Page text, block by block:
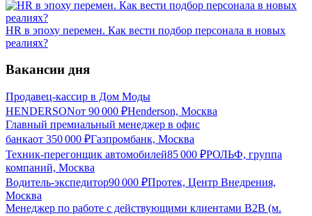
HR в эпоху перемен. Как вести подбор персонала в новых
реалиях?
Вакансии дня
Продавец-кассир в Дом Моды
HENDERSONот 90 000 ₽Henderson, Москва
Главный премиальный менеджер в офис
банкаот 350 000 ₽Газпромбанк, Москва
Техник-перегонщик автомобилей85 000 ₽РОЛЬФ, группа
компаний, Москва
Водитель-экспедитор90 000 ₽Протек, Центр Внедрения,
Москва
Менеджер по работе с действующими клиентами B2B (м.